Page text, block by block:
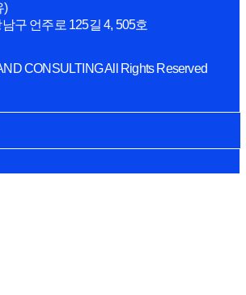
)
구 언주로 125길 4, 505호
CONSULTING All Rights Reserved